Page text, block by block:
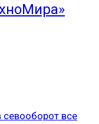
севооборот все